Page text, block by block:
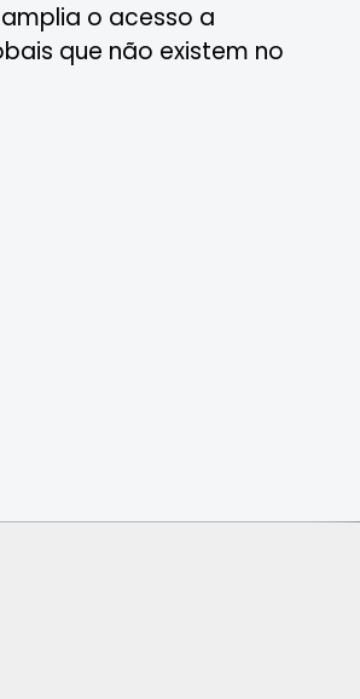
o acesso a
que não existem no